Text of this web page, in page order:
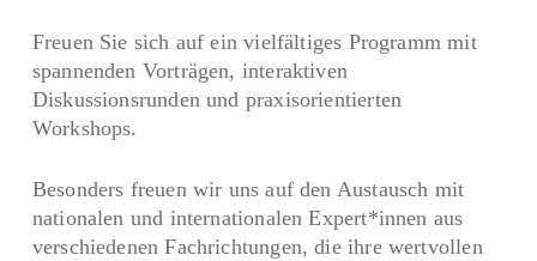
Freuen Sie sich auf ein vielfältiges Programm mit
spannenden Vorträgen, interaktiven
Diskussionsrunden und praxisorientierten
Workshops.
Besonders freuen wir uns auf den Austausch mit
nationalen und internationalen Expert*innen aus
verschiedenen Fachrichtungen, die ihre wertvollen